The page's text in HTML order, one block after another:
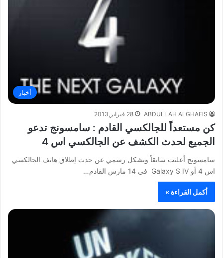
أخبار
ABDULLAH ALGHAFIS 28 فبراير,2013
كن مستعداً للجالكسي القادم : سامسونج تدعو
الجميع لحدث الكشف عن الجالكسي اس 4
سامسونج أعلنت سابقاً وبشكل رسمي عن حدث إطلاق هاتف الجالكسي
اس 4 أو Galaxy S IV في 14 مارس القادم…
أكمل القراءة »